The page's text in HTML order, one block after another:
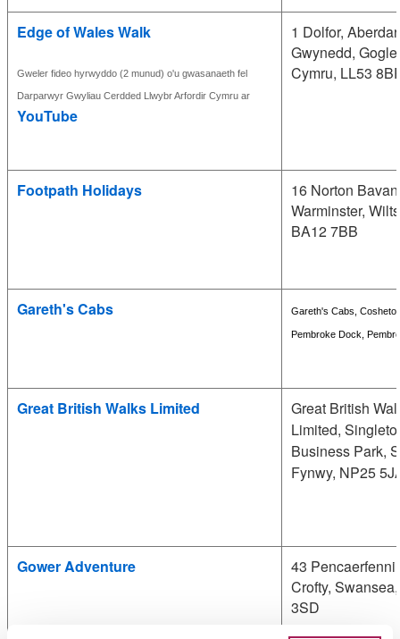
Edge of Wales Walk
Gweler fideo hyrwyddo (2 munud) o'u gwasanaeth fel
Darparwyr Gwyliau Cerdded Llwybr Arfordir Cymru ar
YouTube
1 Dolfor,
Gwynedd,
Cymru, LL53
Footpath Holidays
16 Norton
Warminster,
BA12 7BB
Gareth's Cabs Gareth's Cabs,
Pembroke Dock,
Great British Walks Limited
Great British
Limited,
Business Park,
Fynwy, NP25
Gower Adventure
43 Pencaerfenni
Crofty,
3SD